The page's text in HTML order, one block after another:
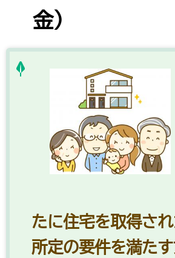
金）
たに住宅を取得さ
所定の要件を満た